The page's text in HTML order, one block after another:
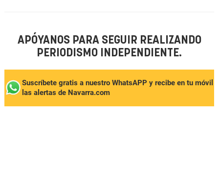
APÓYANOS PARA SEGUIR REALIZANDO
PERIODISMO INDEPENDIENTE.
Suscríbete gratis a nuestro WhatsAPP y recibe en tu móvil
las alertas de Navarra.com